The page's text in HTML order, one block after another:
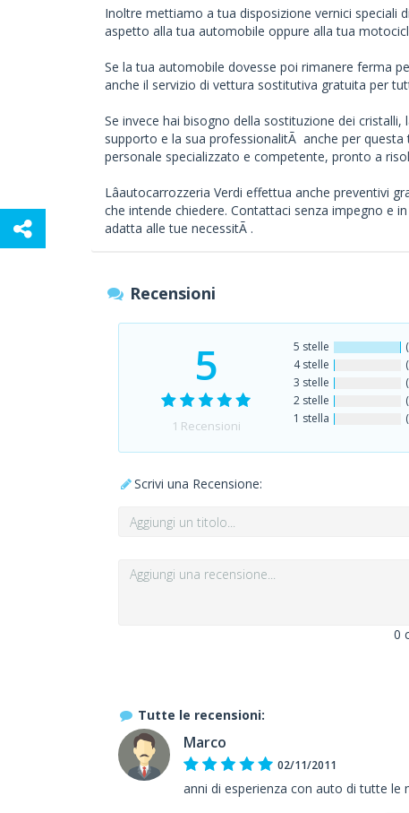
Inoltre mettiamo a tua disposizione vernici speciali
aspetto alla tua automobile oppure alla tua
Se la tua automobile dovesse poi rimanere ferma
anche il servizio di vettura sostitutiva gratuita per
Se invece hai bisogno della sostituzione dei cristalli,
supporto e la sua professionalitÃ anche per
personale specializzato e competente, pronto a
Lâautocarrozzeria Verdi effettua anche preventivi
che intende chiedere. Contattaci senza impegno e
adatta alle tue necessitÃ .
Recensioni
5
1 Recensioni
5 stelle
4 stelle
3 stelle
2 stelle
1 stella
Scrivi una Recensione:
0
Tutte le recensioni:
Marco
02/11/2011
anni di esperienza con auto di tutte le